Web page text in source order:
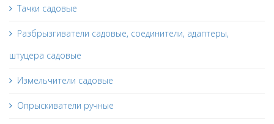
Тачки садовые
Разбрызгиватели садовые, соединители, адаптеры,
штуцера садовые
Измельчители садовые
Опрыскиватели ручные